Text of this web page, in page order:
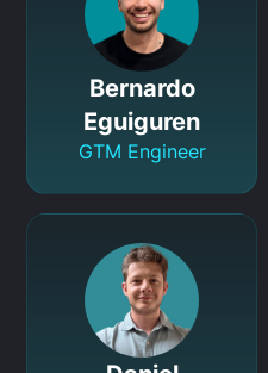
Bernardo
Eguiguren
GTM Engineer